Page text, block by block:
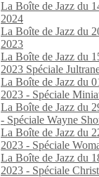
La Boîte de Jazz du
2024
La Boîte de Jazz du
2023
La Boîte de Jazz du
2023 Spéciale
La Boîte de Jazz du
2023 - Spéciale
La Boîte de Jazz du
- Spéciale Wayne
La Boîte de Jazz du
2023 - Spéciale
La Boîte de Jazz du
2023 - Spéciale